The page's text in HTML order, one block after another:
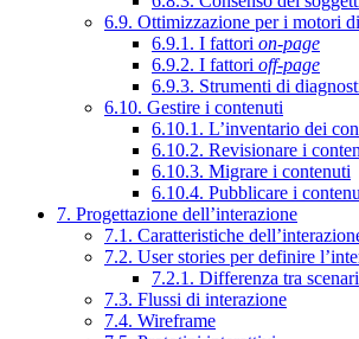
6.9. Ottimizzazione per i motori
6.9.1. I fattori on-page
6.9.2. I fattori off-page
6.9.3. Strumenti di
6.10. Gestire i contenuti
6.10.1. L’inventario dei
6.10.2. Revisionare i
6.10.3. Migrare i contenuti
6.10.4. Pubblicare i
7. Progettazione dell’interazione
7.1. Caratteristiche
7.2. User stories per definire
7.2.1. Differenza tra
7.3. Flussi di interazione
7.4. Wireframe